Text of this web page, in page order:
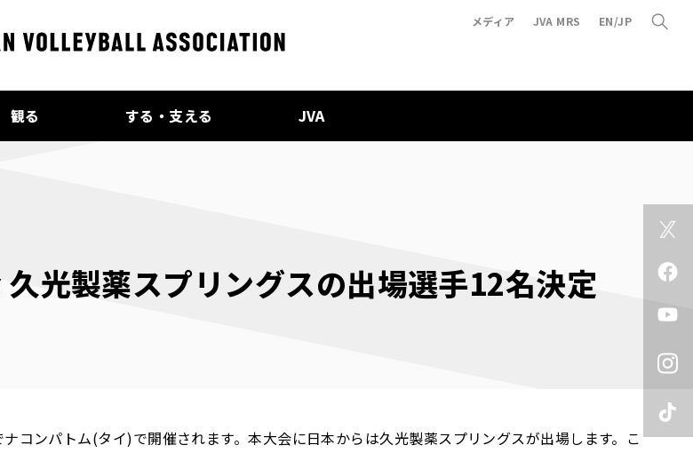
メディア JVA MRS EN/JP
観る する・支える JVA
光製薬スプリングスの出場選手12名決定
コンパトム(タイ)で開催されます。本大会に日本からは久光製薬スプリングスが出場します。こ